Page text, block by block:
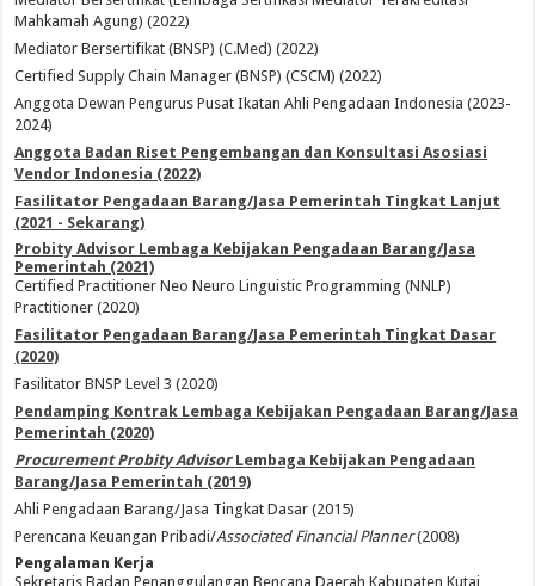
Mahkamah Agung) (2022)
Mediator Bersertifikat (BNSP) (C.Med) (2022)
Certified Supply Chain Manager (BNSP) (CSCM) (2022)
Anggota Dewan Pengurus Pusat Ikatan Ahli Pengadaan Indonesia (2023-
2024)
Anggota Badan Riset Pengembangan dan Konsultasi Asosiasi
Vendor Indonesia (2022)
Fasilitator Pengadaan Barang/Jasa Pemerintah Tingkat Lanjut
(2021 - Sekarang)
Probity Advisor Lembaga Kebijakan Pengadaan Barang/Jasa
Pemerintah (2021)
Certified Practitioner Neo Neuro Linguistic Programming (NNLP)
Practitioner (2020)
Fasilitator Pengadaan Barang/Jasa Pemerintah Tingkat Dasar
(2020)
Fasilitator BNSP Level 3 (2020)
Pendamping Kontrak Lembaga Kebijakan Pengadaan Barang/Jasa
Pemerintah (2020)
Procurement Probity Advisor Lembaga Kebijakan Pengadaan
Barang/Jasa Pemerintah (2019)
Ahli Pengadaan Barang/Jasa Tingkat Dasar (2015)
Perencana Keuangan Pribadi/Associated Financial Planner(2008)
Pengalaman Kerja
Sekretaris Badan Penanggulangan Bencana Daerah Kabupaten Kutai